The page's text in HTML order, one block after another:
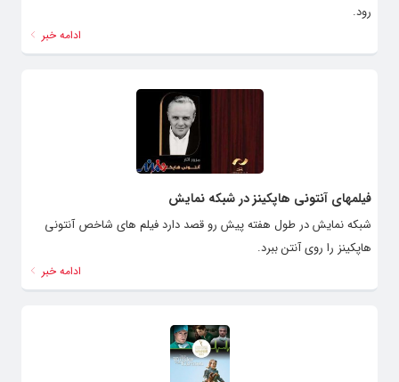
رود.
ادامه خبر
فیلمهای آنتونی هاپکینز در شبکه نمایش
شبکه نمایش در طول هفته پیش رو قصد دارد فیلم های شاخص آنتونی
هاپکینز را روی آنتن ببرد.
ادامه خبر